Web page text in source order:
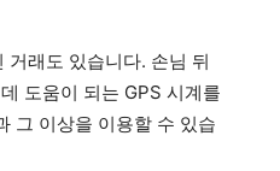
래도 있습니다. 손님 뒤
도움이 되는 GPS 시계를
그 이상을 이용할 수 있습